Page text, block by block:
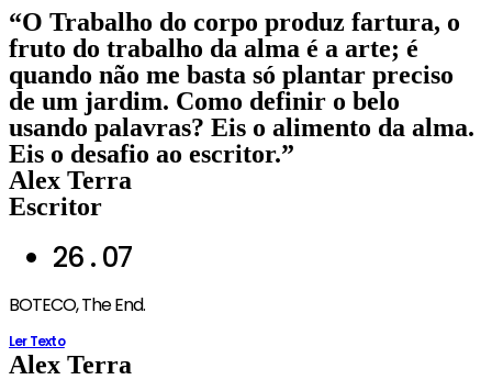
Ir
para
o
conteúdo
“O Trabalho do corpo produz fartura, o
fruto do trabalho da alma é a arte; é
quando não me basta só plantar preciso
de um jardim. Como definir o belo
usando palavras? Eis o alimento da alma.
Eis o desafio ao escritor.”
Alex Terra
Escritor
26 . 07
BOTECO, The End.
Ler Texto
Alex Terra